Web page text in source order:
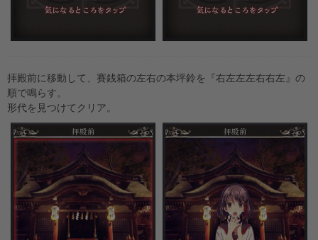
拝殿前に移動して、賽銭箱の左右の本坪鈴を『右左左左右右左』の
順で鳴らす。
形代を見つけてクリア。